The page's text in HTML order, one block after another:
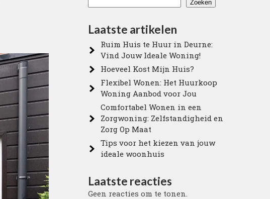
Zoeken
Laatste artikelen
Ruim Huis te Huur in Deurne:
Vind Jouw Ideale Woning!
Hoeveel Kost Mijn Huis?
Flexibel Wonen: Het Huurkoop
Woning Aanbod voor Jou
Comfortabel Wonen in een
Zorgwoning: Zelfstandigheid en
Zorg Op Maat
Tips voor het kiezen van jouw
ideale woonhuis
Laatste reacties
Geen reacties om te tonen.